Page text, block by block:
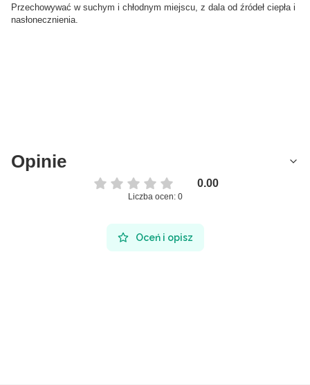
Przechowywać w suchym i chłodnym miejscu, z dala od źródeł ciepła i
nasłonecznienia.
Opinie
0.00
Liczba ocen: 0
Oceń i opisz